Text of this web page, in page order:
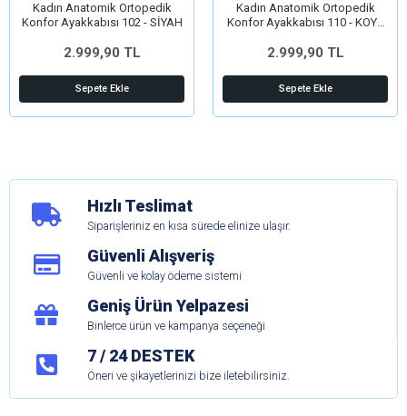
Kadın Anatomik Ortopedik
Konfor Ayakkabısı 102 - SİYAH
2.999,90 TL
Sepete Ekle
Kadın Anatomik Ortopedik
Konfor Ayakkabısı 110 - KOYU
2.999,90 TL
Sepete Ekle
Hızlı Teslimat
Siparişleriniz en kısa sürede elinize ulaşır.
Güvenli Alışveriş
Güvenli ve kolay ödeme sistemi
Geniş Ürün Yelpazesi
Binlerce ürün ve kampanya seçeneği
7 / 24 DESTEK
Öneri ve şikayetlerinizi bize iletebilirsiniz.